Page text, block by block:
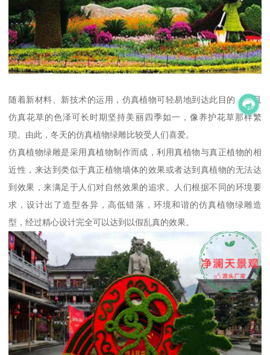
随着新材料、新技术的运用，仿真植物可轻易地到达此目的，而且
仿真花草的色泽可长时期坚持美丽四季如一，像养护花草那样繁
琐。由此，冬天的仿真植物绿雕比较受人们喜爱。
仿真植物绿雕是采用真植物制作而成，利用真植物与真正植物的相
近性，来达到类似于真正植物墙体的效果或者达到真植物的无法达
到效果，来满足于人们对自然效果的追求。人们根据不同的环境要
求，设计出了造型各异，高低错落，环境和谐的仿真植物绿雕造
型，经过精心设计完全可以达到以假乱真的效果。